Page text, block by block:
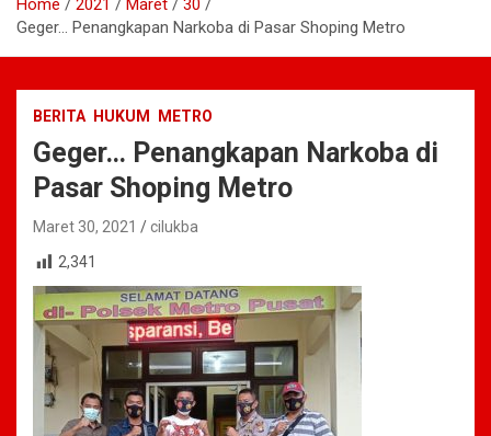
Home 2021 Maret
30
Geger… Penangkapan Narkoba di Pasar Shoping Metro
BERITA HUKUM METRO
Geger… Penangkapan Narkoba di
Pasar Shoping Metro
Maret 30, 2021
cilukba
2,341